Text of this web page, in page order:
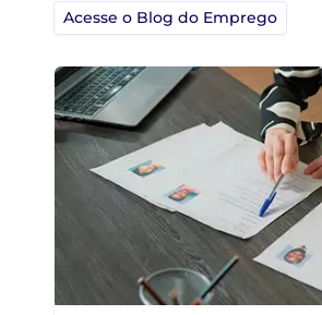
Acesse o Blog do Emprego